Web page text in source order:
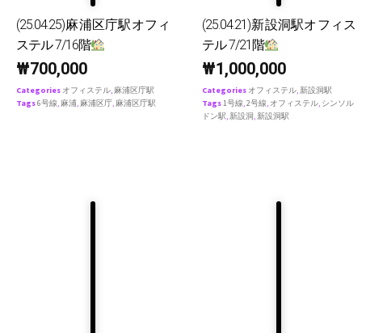
(25.04.25)麻浦区庁駅オフィ
ステル 7/16階
₩700,000
Categories オフィステル, 麻浦区庁駅
Tags6号線, 麻浦, 麻浦区庁, 麻浦区庁駅
(25.04.21)新設洞駅オフィス
テル 7/21階
₩1,000,000
Categories オフィステル,新設洞駅
Tags1号線,2号線, オフィステル, シンソル
ドン駅,新設洞,新設洞駅